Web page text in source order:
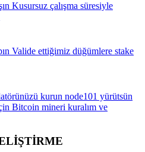
Kusursuz çalışma süresiyle
Valide ettiğimiz düğümlere stake
kurun node101 yürütsün
Bitcoin mineri kuralım ve